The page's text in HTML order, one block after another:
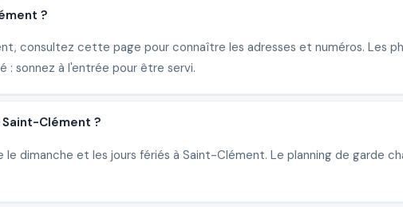
?
consultez cette page pour connaître les adresses et numéros. Les
sonnez à l'entrée pour être servi.
Clément ?
dimanche et les jours fériés à Saint-Clément. Le planning de garde